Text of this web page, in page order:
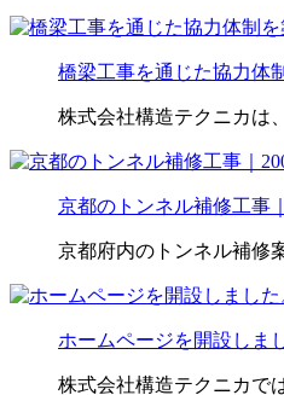
橋梁工事を通じた協力体
株式会社構造テクニカは
京都のトンネル補修工事
京都府内のトンネル補修
ホームページを開設しま
株式会社構造テクニカで